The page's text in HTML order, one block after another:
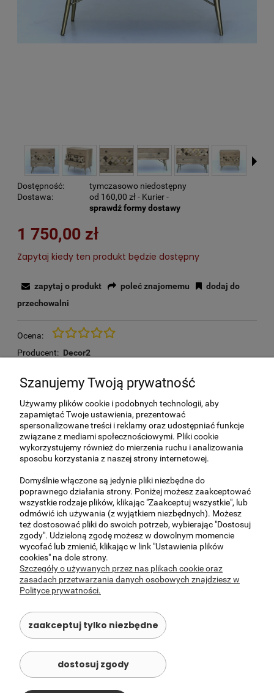
Dostępność:
tymczasowo niedostępny
Dostawa:
od 160,00 zł - Kurier -
sprawdź formy dostawy
1 750,00 zł
Zapytaj kiedy ten produkt będzie dostępny
Ocena:
Producent: Decor2
zapytaj o produkt poleć znajomemu
dodaj do
przechowalni
KOSZTY DOSTAWY
Kurier -(meble przed wysyłką są sprawdzane
i odpowiednio zabezpieczone. Koszt wysyłki
kurierskiej nie obejmuje wniesienia na piętro
kg.)
160,00 zł
Okolice Warszawy i z podnośnikiem (150,00-
300,00)(UWAGA - Ceny indywidualne,
prosimy o kontakt )
200,00 zł
Odbiór osobisty -(Al Krakowska 37, Janki 05-
090 )
O NAS
OBSŁUGA KLIENTA
POMOC
Szanujemy Twoją prywatność
Używamy plików cookie i podobnych technologii, aby
zapamiętać Twoje ustawienia, prezentować
spersonalizowane treści i reklamy oraz udostępniać funkcje
związane z mediami społecznościowymi. Pliki cookie
wykorzystujemy również do mierzenia ruchu i analizowania
sposobu korzystania z naszej strony internetowej.
Domyślnie włączone są jedynie pliki niezbędne do
poprawnego działania strony. Poniżej możesz zaakceptować
wszystkie rodzaje plików, klikając "Zaakceptuj wszystkie", lub
odmówić ich używania (z wyjątkiem niezbędnych). Możesz
też dostosować pliki do swoich potrzeb, wybierając "Dostosuj
zgody". Udzieloną zgodę możesz w dowolnym momencie
wycofać lub zmienić, klikając w link "Ustawienia plików
cookies" na dole strony.
Szczegóły o używanych przez nas plikach cookie oraz
zasadach przetwarzania danych osobowych znajdziesz w
Polityce prywatności.
zaakceptuj tylko niezbędne
dostosuj zgody